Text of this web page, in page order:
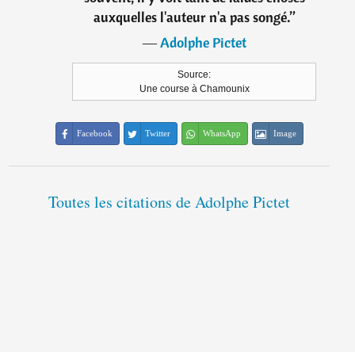
auxquelles l'auteur n'a pas songé.”
―Adolphe Pictet
Source:
Une course à Chamounix
Facebook Twitter WhatsApp Image
Toutes les citations de Adolphe Pictet